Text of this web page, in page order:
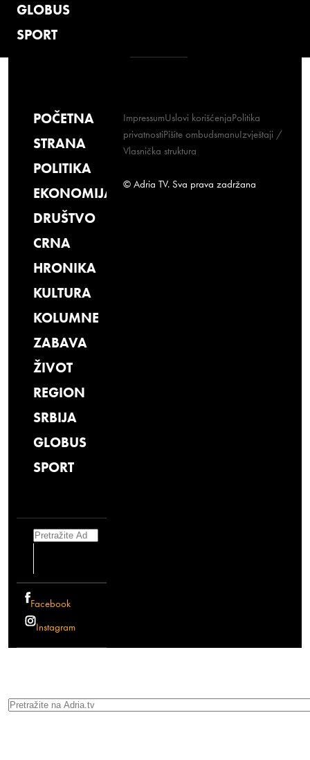
GLOBUS
SPORT
POČETNA
STRANA
POLITIKA
EKONOMIJA
DRUŠTVO
CRNA
HRONIKA
KULTURA
KOLUMNE
ZABAVA
ŽIVOT
REGION
SRBIJA
GLOBUS
SPORT
Search
Facebook
Instagram
ImpressumUslovi korišćenjaPolitika
privatnostiPišite ombudsmanuIzvještaji /
Vlasnička struktura
© Adria TV. Sva prava zadržana
Search